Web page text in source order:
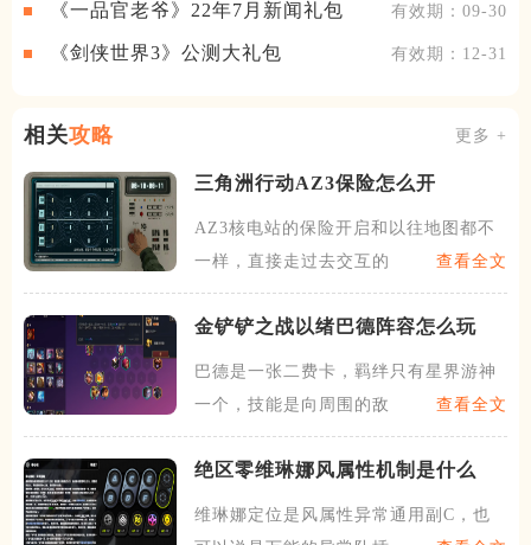
《一品官老爷》22年7月新闻礼包 有效期：09-30
《剑侠世界3》公测大礼包 有效期：12-31
相关攻略 更多 +
三角洲行动AZ3保险怎么开
AZ3核电站的保险开启和以往地图都不
一样，直接走过去交互的保
查看全文
金铲铲之战以绪巴德阵容怎么玩
巴德是一张二费卡，羁绊只有星界游神
一个，技能是向周围的敌人释
查看全文
绝区零维琳娜风属性机制是什么
维琳娜定位是风属性异常通用副C，也